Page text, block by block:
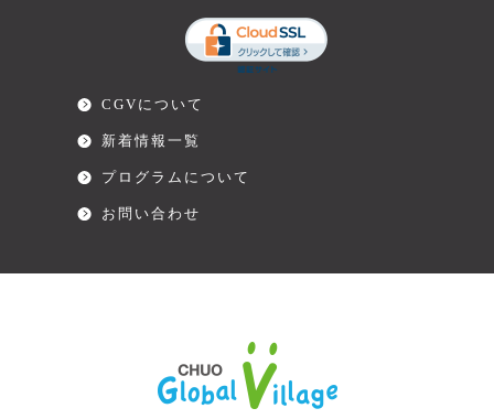
CGVについて
新着情報一覧
プログラムについて
お問い合わせ